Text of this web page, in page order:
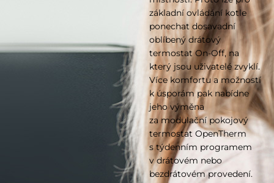
základní ovládání kotle
ponechat dosavadní
oblíbený drátový
termostat On-Off, na
který jsou uživatelé zvyklí.
Více komfortu a možností
k úsporám pak nabídne
jeho výměna
za modulační pokojový
termostat OpenTherm
s týdenním programem
v drátovém nebo
bezdrátovém provedení.